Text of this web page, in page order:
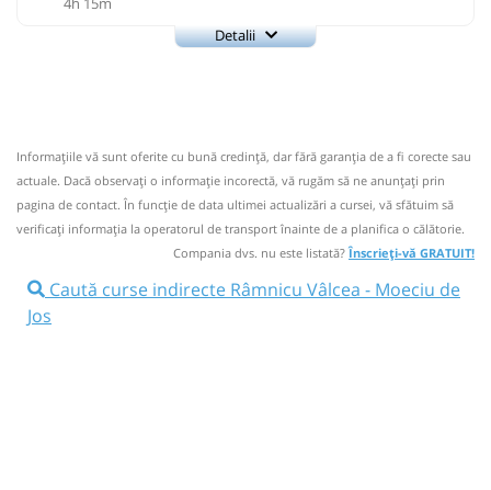
Detalii
0726922277; 0723397890; Program: orele 7:00- 17:00
Nu a circulat?Semnalați aici (34 comentarii)
NOU!Pune poze din călătoria ta⤣
09:30 Râmnicu Vâlcea Autogara Obada Trans
Informaţiile vă sunt oferite cu bună credinţă, dar fără garanţia de a fi corecte sau
actuale. Dacă observați o informaţie incorectă, vă rugăm să ne anunțați prin
pagina de contact. În funcție de data ultimei actualizări a cursei, vă sfătuim să
verificaţi informaţia la operatorul de transport înainte de a planifica o călătorie.
Compania dvs. nu este listată?Înscrieți-vă GRATUIT!
Caută curse indirecte Râmnicu Vâlcea - Moeciu de
Jos